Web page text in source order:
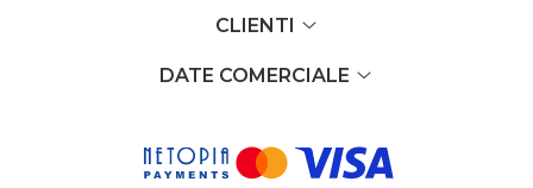
CLIENTI
DATE COMERCIALE